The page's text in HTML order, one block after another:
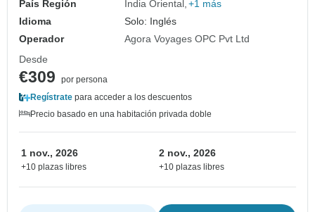
País Región
India Oriental +1 más
Idioma
Solo: Inglés
Operador
Agora Voyages OPC Pvt Ltd
Desde
€309
por persona
Regístrate para acceder a los descuentos
Precio basado en una habitación privada doble
1 nov., 2026
+10 plazas libres
2 nov., 2026
+10 plazas libres